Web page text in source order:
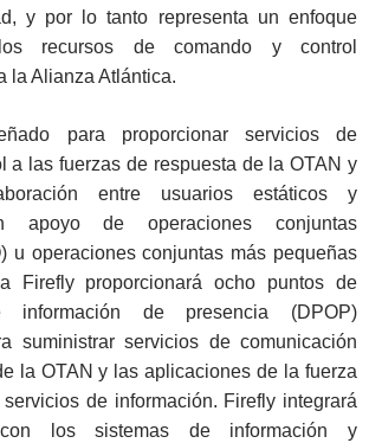
y por lo tanto representa un enfoque
recursos de comando y control
la Alianza Atlántica.
para proporcionar servicios de
a las fuerzas de respuesta de la OTAN y
entre usuarios estáticos y
apoyo de operaciones conjuntas
u operaciones conjuntas más pequeñas
Firefly proporcionará ocho puntos de
información de presencia (DPOP)
suministrar servicios de comunicación
la OTAN y las aplicaciones de la fuerza
de información. Firefly integrará
los sistemas de información y